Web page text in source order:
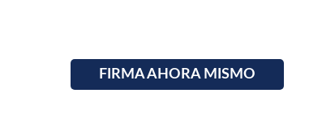
FIRMA AHORA MISMO